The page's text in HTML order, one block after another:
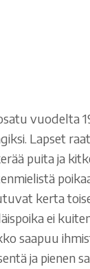
vuodelta
Lapset
puita ja
kerta
ei
saapuu
ja pienen